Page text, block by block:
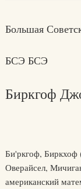
Большая
БСЭ БСЭ
Биркгоф
Би'ркгоф,
Оверайсел,
американский